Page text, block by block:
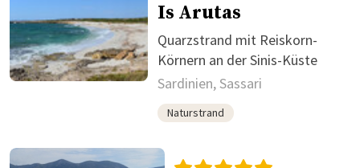
Is Arutas
Quarzstrand mit Reiskorn-
Körnern an der Sinis-Küste
Sardinien, Sassari
Naturstrand